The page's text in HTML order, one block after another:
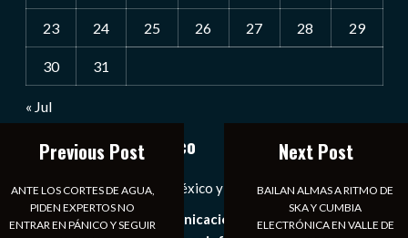
23 24 25 26 27 28 29
30 31
« Jul
Notiexpress de México
Las Noticias Diarias de México y el Mundo a Tu Alcance
Somos un medio de comunicación digital que tiene como
Previous Post
ANTE LOS CORTES DE AGUA,
PIDEN EXPERTOS NO
ENTRAR EN PÁNICO Y SEGUIR
Next Post
BAILAN ALMAS A RITMO DE
SKA Y CUMBIA
ELECTRÓNICA EN VALLE DE